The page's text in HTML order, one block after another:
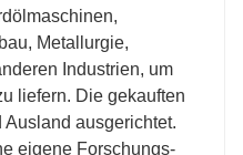
Metallurgie,
Industrien, um
liefern. Die gekauften
Ausland ausgerichtet.
eigene Forschungs-